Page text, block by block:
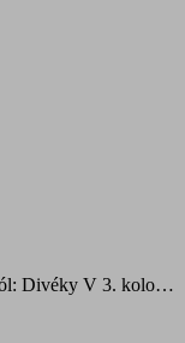
Divéky V 3. kolo…